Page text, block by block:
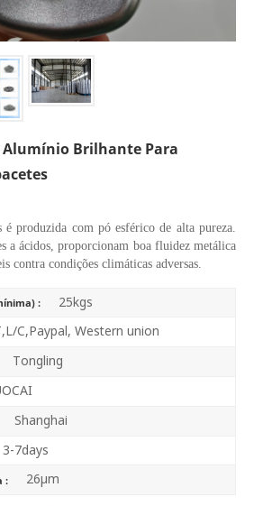
Alumínio Brilhante Para
é produzida com pó esférico de alta pureza.
a ácidos, proporcionam boa fluidez metálica
contra condições climáticas adversas.
: 25kgs
C,Paypal, Western union
Tongling
Shanghai
3-7days
: 26μm